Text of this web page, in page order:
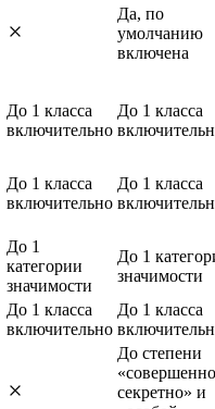
Да, по
умолчанию
включена
До 1 класса
включительно
До 1 класса
До 1 класса
включительно
До 1 класса
До 1
категории
значимости
До 1
значимости
До 1 класса
включительно
До 1 класса
До степени
«совершенно
секретно» и